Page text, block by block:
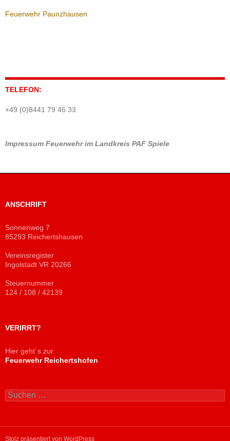
Feuerwehr Paunzhausen
TELEFON:
+49 (0)8441 79 46 33
Impressum Feuerwehr im Landkreis PAF Spiele
ANSCHRIFT
Sonnenweg 7
85293 Reichertshausen
Vereinsregister
Ingolstadt VR 20266
Steuernummer
124 / 108 / 42139
VERIRRT?
Hier geht´s zur
Feuerwehr Reichertshofen
Suchen
nach:
Stolz präsentiert von WordPress